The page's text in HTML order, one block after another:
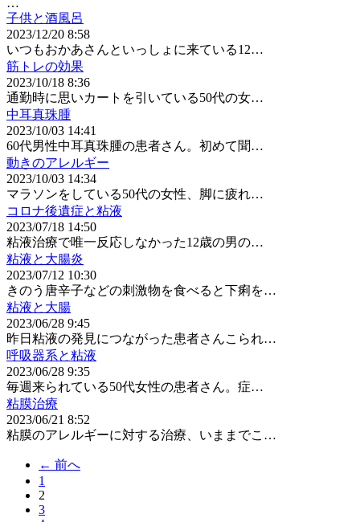
子供と酒風呂
2023/12/20 8:58
いつもおかあさんといっしょに来ている12…
筋トレの効果
2023/10/18 8:36
通勤時に思いカートを引いている50代の女…
中耳真珠腫
2023/10/03 14:41
60代男性中耳真珠腫の患者さん。初めて聞…
動きのアレルギー
2023/10/03 14:34
マラソンをしている50代の女性、脚に疲れ…
コロナ後遺症と粘液
2023/07/18 14:50
粘液治療で唯一反応しなかった12歳の男の…
粘液と大腸炎
2023/07/12 10:30
きのう唐辛子などの刺激物を食べると下痢を…
粘液と大腸
2023/06/28 9:45
昨日粘液の発見につながった患者さんこられ…
呼吸器系と粘液
2023/06/28 9:35
毎週来られている50代女性の患者さん。症…
粘膜治療
2023/06/21 8:52
粘膜のアレルギーに対する治療、いままでこ…
← 前へ
1
2
の
3